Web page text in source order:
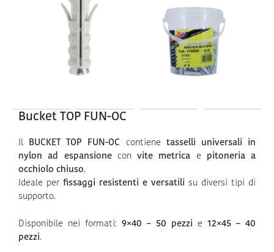
Bucket TOP FUN-OC
Il BUCKET TOP FUN-OC contiene tasselli universali in
nylon ad espansionecon vite metrica e pitoneria a
occhiolo chiuso.
Ideale per fissaggi resistenti e versatili su diversi tipi di
supporto.
Disponibile nei formati: 9×40 – 50 pezzi e 12×45 – 40
pezzi.